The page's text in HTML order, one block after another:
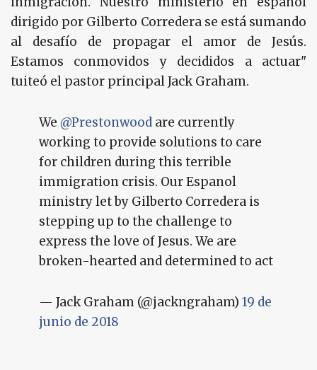
dirigido por Gilberto Corredera se está sumando
al desafío de propagar el amor de Jesús.
Estamos conmovidos y decididos a actuar"
tuiteó el pastor principal Jack Graham.
We @Prestonwood are currently
working to provide solutions to care
for children during this terrible
immigration crisis. Our Espanol
ministry let by Gilberto Corredera is
stepping up to the challenge to
express the love of Jesus. We are
broken-hearted and determined to act
— Jack Graham (@jackngraham) 19 de
junio de 2018